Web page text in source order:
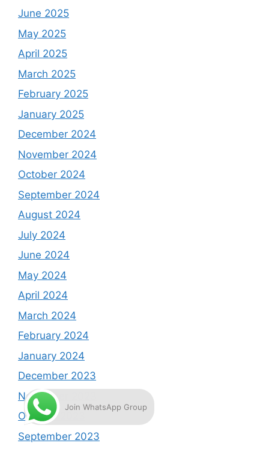
June 2025
May 2025
April 2025
March 2025
February 2025
January 2025
December 2024
November 2024
October 2024
September 2024
August 2024
July 2024
June 2024
May 2024
April 2024
March 2024
February 2024
January 2024
December 2023
November 2023
October 2023
September 2023
Join WhatsApp Group